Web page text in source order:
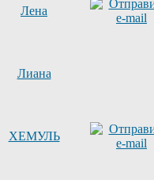
Лена
Лиана
ХЕМУЛЬ